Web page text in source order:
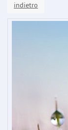
indietro